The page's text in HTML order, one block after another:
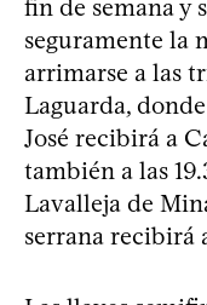
fin de semana y
seguramente la
arrimarse a las
Laguarda,
José recibirá a
también a las
Lavalleja de
serrana recibirá